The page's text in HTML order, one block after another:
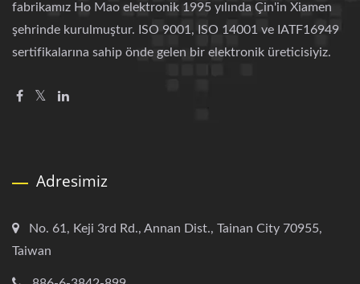
fabrikamız Ho Mao elektronik 1995 yılında Çin'in Xiamen
şehrinde kurulmuştur. ISO 9001, ISO 14001 ve IATF16949
sertifikalarına sahip önde gelen bir elektronik üreticisiyiz.
Adresimiz
No. 61, Keji 3rd Rd., Annan Dist., Tainan City 70955,
Taiwan